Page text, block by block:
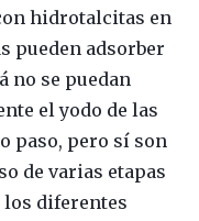
hidrotalcitas en
pueden adsorber
no se puedan
el yodo de las
paso, pero sí son
de varias etapas
los diferentes